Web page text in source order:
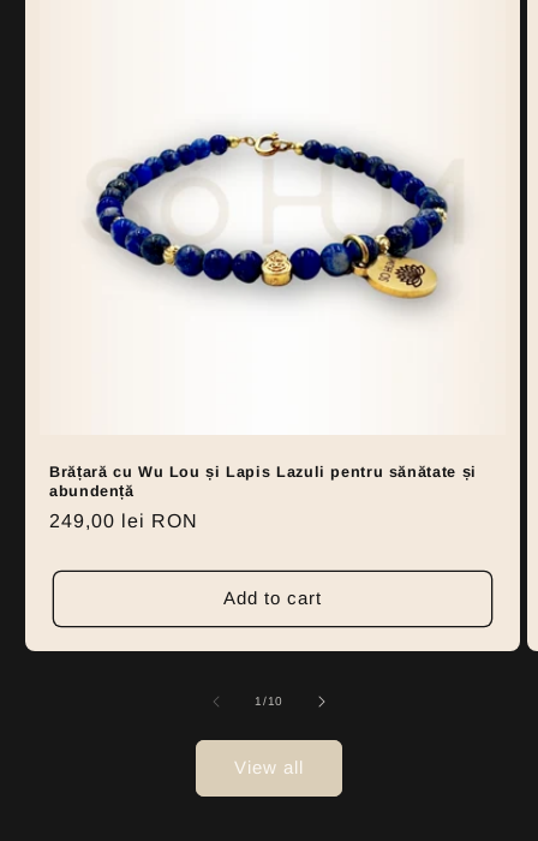
Brățară cu Wu Lou și Lapis Lazuli pentru sănătate și
abundență
Regular
249,00 lei RON
Add to cart
1/of
10
View all